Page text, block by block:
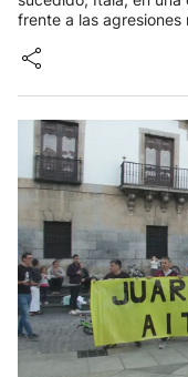
frente a las agresiones